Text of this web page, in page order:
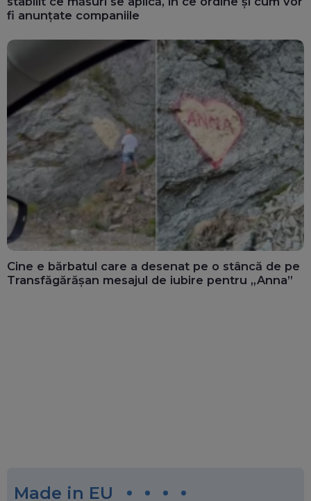
fi anunțate companiile
Cine e bărbatul care a desenat pe o stâncă de pe
Transfăgărășan mesajul de iubire pentru „Anna”
Made in EU